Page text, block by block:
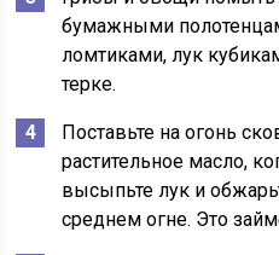
бумажными
ломтиками, лук
терке.
Поставьте на огонь
растительное масло,
высыпьте лук и
среднем огне. Это